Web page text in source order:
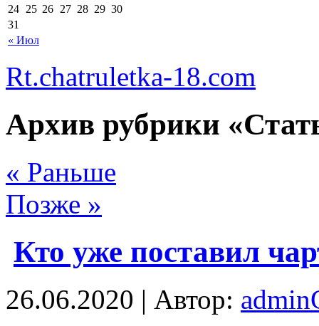
« Июл
24 25 26 27 28 29 30
31
Rt.chatruletka-18.com
Архив рубрики
« Раньше
Позже »
Кто уже поставил
26.06.2020 | Автор: